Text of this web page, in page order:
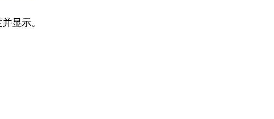
显示。